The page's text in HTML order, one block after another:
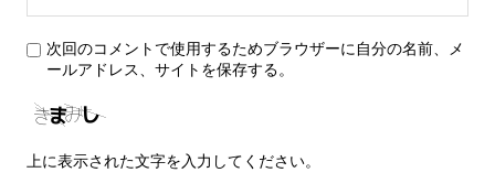
次回のコメントで使用するためブラウザーに自分の名前、メ
ールアドレス、サイトを保存する。
上に表示された文字を入力してください。